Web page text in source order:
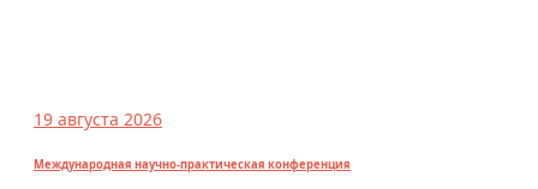
19 августа 2026
Международная научно-практическая конференция